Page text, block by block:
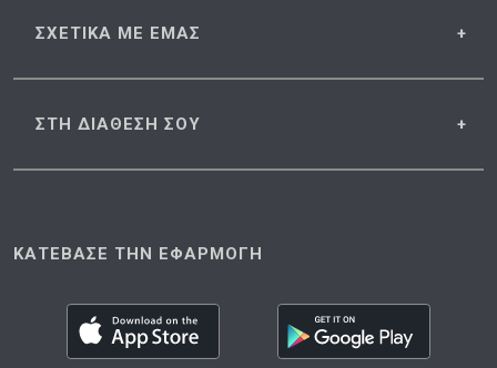
ΣΧΕΤΙΚΑ ΜΕ ΕΜΑΣ
ΣΤΗ ΔΙΑΘΕΣΗ ΣΟΥ
ΚΑΤΕΒΑΣΕ ΤΗΝ ΕΦΑΡΜΟΓΗ